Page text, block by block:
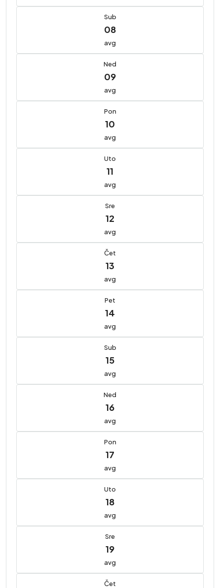
Sub
08
avg
Ned
09
avg
Pon
10
avg
Uto
11
avg
Sre
12
avg
Čet
13
avg
Pet
14
avg
Sub
15
avg
Ned
16
avg
Pon
17
avg
Uto
18
avg
Sre
19
avg
Čet